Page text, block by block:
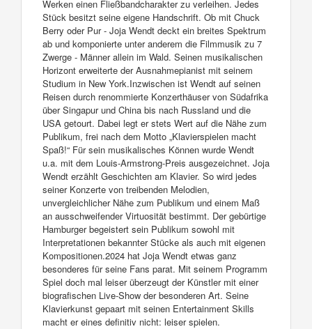
Werken einen Fließbandcharakter zu verleihen. Jedes
Stück besitzt seine eigene Handschrift. Ob mit Chuck
Berry oder Pur - Joja Wendt deckt ein breites Spektrum
ab und komponierte unter anderem die Filmmusik zu 7
Zwerge - Männer allein im Wald. Seinen musikalischen
Horizont erweiterte der Ausnahmepianist mit seinem
Studium in New York.Inzwischen ist Wendt auf seinen
Reisen durch renommierte Konzerthäuser von Südafrika
über Singapur und China bis nach Russland und die
USA getourt. Dabei legt er stets Wert auf die Nähe zum
Publikum, frei nach dem Motto „Klavierspielen macht
Spaß!“ Für sein musikalisches Können wurde Wendt
u.a. mit dem Louis-Armstrong-Preis ausgezeichnet. Joja
Wendt erzählt Geschichten am Klavier. So wird jedes
seiner Konzerte von treibenden Melodien,
unvergleichlicher Nähe zum Publikum und einem Maß
an ausschweifender Virtuosität bestimmt. Der gebürtige
Hamburger begeistert sein Publikum sowohl mit
Interpretationen bekannter Stücke als auch mit eigenen
Kompositionen.2024 hat Joja Wendt etwas ganz
besonderes für seine Fans parat. Mit seinem Programm
Spiel doch mal leiser überzeugt der Künstler mit einer
biografischen Live-Show der besonderen Art. Seine
Klavierkunst gepaart mit seinen Entertainment Skills
macht er eines definitiv nicht: leiser spielen.